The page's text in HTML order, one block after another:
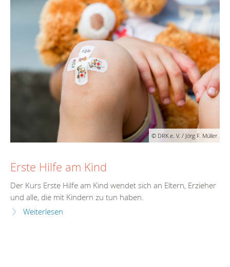
© DRK e. V. / Jörg F. Müller
Erste Hilfe am Kind
Der Kurs Erste Hilfe am Kind wendet sich an Eltern, Erzieher
und alle, die mit Kindern zu tun haben.
Weiterlesen